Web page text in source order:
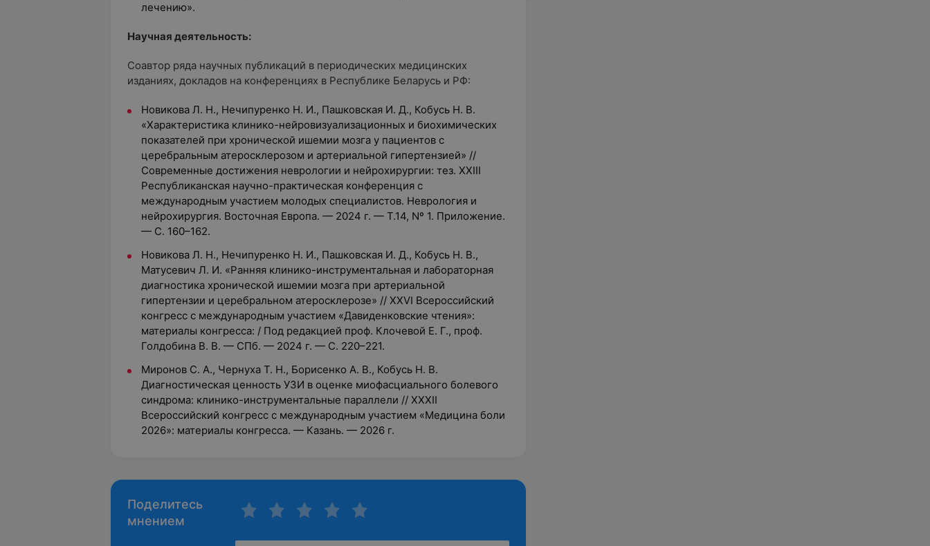
лечению».
Научная деятельность:
Соавтор ряда научных публикаций в периодических медицинских
изданиях, докладов на конференциях в Республике Беларусь и РФ:
Новикова Л. Н., Нечипуренко Н. И., Пашковская И. Д., Кобусь Н. В.
«Характеристика клинико-нейровизуализационных и биохимических
показателей при хронической ишемии мозга у пациентов с
церебральным атеросклерозом и артериальной гипертензией» //
Современные достижения неврологии и нейрохирургии: тез. XXIII
Республиканская научно-практическая конференция с
международным участием молодых специалистов. Неврология и
нейрохирургия. Восточная Европа. — 2024 г. — Т.14, Nº 1. Приложение.
— С. 160–162.
Новикова Л. Н., Нечипуренко Н. И., Пашковская И. Д., Кобусь Н. В.,
Матусевич Л. И. «Ранняя клинико-инструментальная и лабораторная
диагностика хронической ишемии мозга при артериальной
гипертензии и церебральном атеросклерозе» // XXVI Всероссийский
конгресс с международным участием «Давиденковские чтения»:
материалы конгресса: / Под редакцией проф. Клочевой Е. Г., проф.
Голдобина В. В. — СПб. — 2024 г. — С. 220–221.
Миронов С. А., Чернуха Т. Н., Борисенко А. В., Кобусь Н. В.
Диагностическая ценность УЗИ в оценке миофасциального болевого
синдрома: клинико-инструментальные параллели // XXXII
Всероссийский конгресс с международным участием «Медицина боли
2026»: материалы конгресса. — Казань. — 2026 г.
Поделитесь
мнением